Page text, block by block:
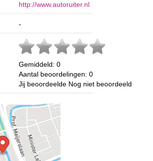
http://www.autoruiter.nl
-
Gemiddeld: 0
Aantal beoordelingen: 0
Jij beoordeelde Nog niet beoordeeld